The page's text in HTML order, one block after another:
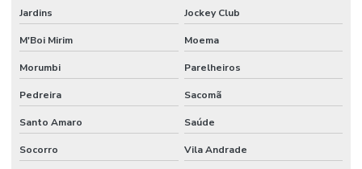
Etiquetas Resinadas
Etiquetas Tag Adesivas Com Cola Para Roupas
Etiquetas Tag De Roupas Com Furinho
Etiquetas Tag Para Impressoras Argox
Etiquetas Tag Para Roupas
Etiquetas Tag Para Roupas Em Santa Catarina
Jardins Jockey Club
M'Boi Mirim Moema
Morumbi Parelheiros
Pedreira Sacomã
Santo Amaro Saúde
Socorro Vila Andrade